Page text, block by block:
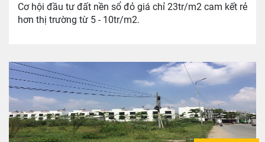
Cơ hội đầu tư đất nền sổ đỏ giá chỉ 23tr/m2 cam kết rẻ
hơn thị trường từ 5 - 10tr/m2.